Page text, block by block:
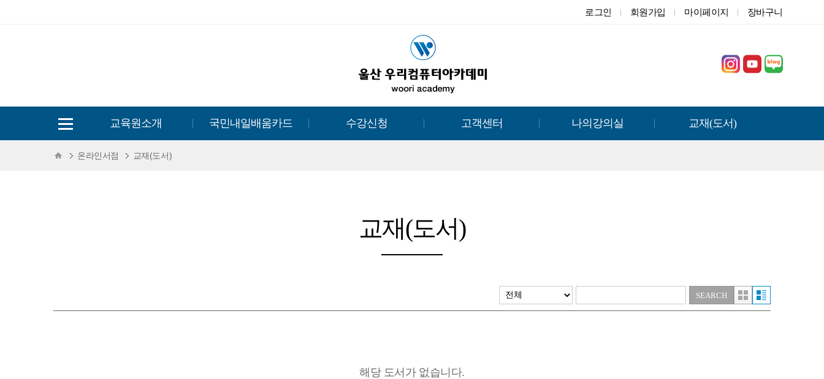
로그인 회원가입 마이페이지 장바구니
교육원소개 국민내일배움카드 수강신청 고객센터 나의강의실 교재(도서)
온라인서점 교재(도서)
교재(도서)
해당 도서가 없습니다.